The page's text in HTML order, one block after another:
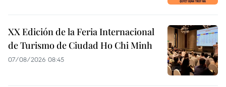
XX Edición de la Feria Internacional
de Turismo de Ciudad Ho Chi Minh
07/08/2026 08:45